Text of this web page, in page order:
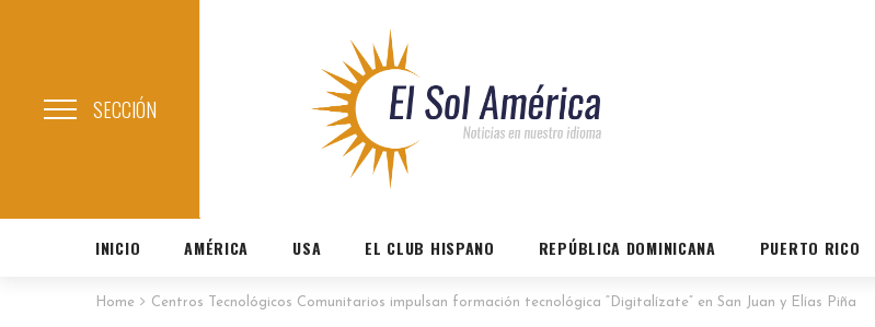
SECCIÓN
INICIO AMÉRICA USA EL CLUB HISPANO REPÚBLICA DOMINICANA PUERTO RICO
Home Centros Tecnológicos Comunitarios impulsan formación tecnológica “Digitalízate” en San Juan y Elías Piña